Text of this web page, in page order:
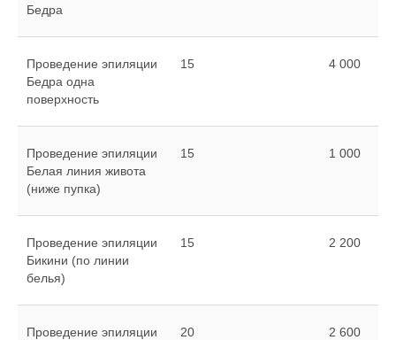
Бедра
Проведение эпиляции
Бедра одна
поверхность
15 4 000
Проведение эпиляции
Белая линия живота
(ниже пупка)
15 1 000
Проведение эпиляции
Бикини (по линии
белья)
15 2 200
Проведение эпиляции
20 2 600